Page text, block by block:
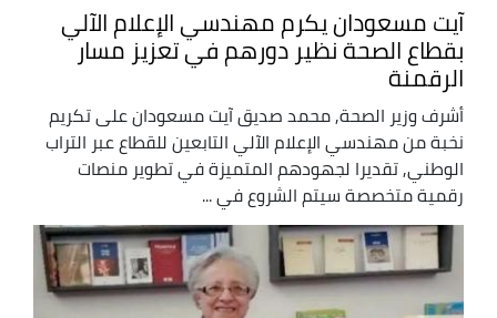
آيت مسعودان يكرم مهندسي الإعلام الآلي
بقطاع الصحة نظير دورهم في تعزيز مسار
الرقمنة
أشرف وزير الصحة, محمد صديق آيت مسعودان على تكريم
نخبة من مهندسي الإعلام الآلي التابعين للقطاع عبر التراب
الوطني, تقديرا لجهودهم المتميزة في تطوير منصات
رقمية متخصصة سيتم الشروع في ...